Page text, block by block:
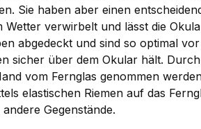
Sie haben aber einen
verwirbelt und lässt die
abgedeckt und sind so optimal
sicher über dem Okular hält.
vom Fernglas genommen
elastischen Riemen auf das
Gegenstände.